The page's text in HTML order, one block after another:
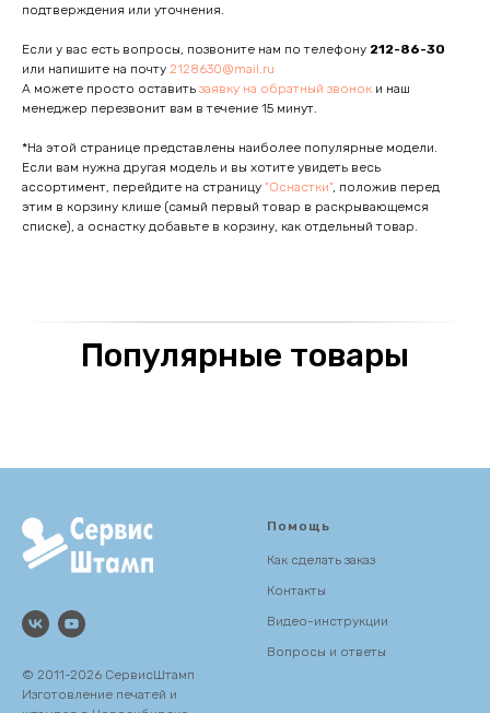
подтверждения или уточнения.
Если у вас есть вопросы, позвоните нам по телефону 212-86-30
или напишите на почту 2128630@mail.ru
А можете просто оставить заявку на обратный звонок и наш
менеджер перезвонит вам в течение 15 минут.
*На этой странице представлены наиболее популярные модели.
Если вам нужна другая модель и вы хотите увидеть весь
ассортимент, перейдите на страницу "Оснастки", положив перед
этим в корзину клише (самый первый товар в раскрывающемся
списке), а оснастку добавьте в корзину, как отдельный товар.
Популярные товары
© 2011-2026 СервисШтамп
Изготовление печатей и
Помощь
Как сделать заказ
Контакты
Видео-инструкции
Вопросы и ответы